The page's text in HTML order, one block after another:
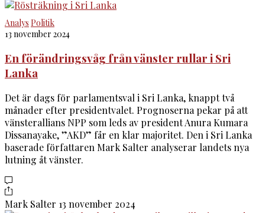
Analys Politik
13 november 2024
En förändringsvåg från vänster rullar i Sri
Lanka
Det är dags för parlamentsval i Sri Lanka, knappt två
månader efter presidentvalet. Prognoserna pekar på att
vänsterallians NPP som leds av president Anura Kumara
Dissanayake, ”AKD” får en klar majoritet. Den i Sri Lanka
baserade författaren Mark Salter analyserar landets nya
lutning åt vänster.
Mark Salter 13 november 2024